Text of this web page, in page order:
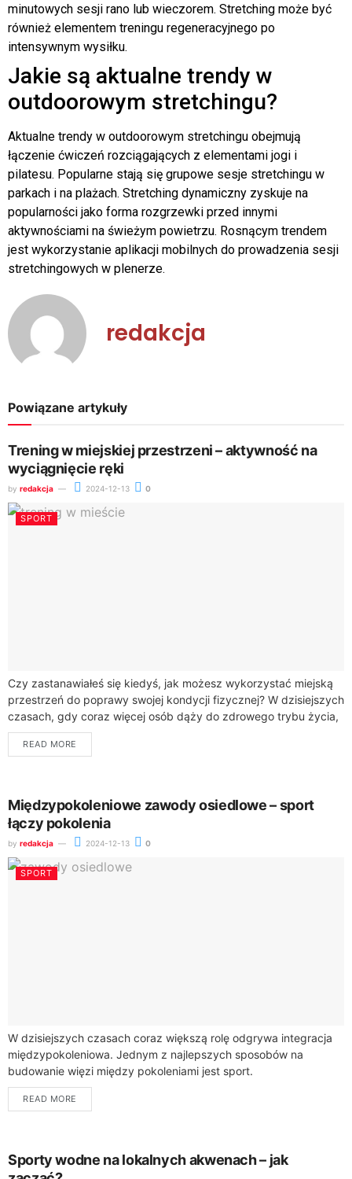
minutowych sesji rano lub wieczorem. Stretching może być
również elementem treningu regeneracyjnego po
intensywnym wysiłku.
Jakie są aktualne trendy w
outdoorowym stretchingu?
Aktualne trendy w outdoorowym stretchingu obejmują
łączenie ćwiczeń rozciągających z elementami jogi i
pilatesu. Popularne stają się grupowe sesje stretchingu w
parkach i na plażach. Stretching dynamiczny zyskuje na
popularności jako forma rozgrzewki przed innymi
aktywnościami na świeżym powietrzu. Rosnącym trendem
jest wykorzystanie aplikacji mobilnych do prowadzenia sesji
stretchingowych w plenerze.
redakcja
Powiązane artykuły
Trening w miejskiej przestrzeni – aktywność na
wyciągnięcie ręki
by redakcja 2024-12-13 0
SPORT
Czy zastanawiałeś się kiedyś, jak możesz wykorzystać miejską
przestrzeń do poprawy swojej kondycji fizycznej? W dzisiejszych
czasach, gdy coraz więcej osób dąży do zdrowego trybu życia,
miejskie przestrzenie stają się...
READ MORE
Międzypokoleniowe zawody osiedlowe – sport
łączy pokolenia
by redakcja 2024-12-13 0
SPORT
W dzisiejszych czasach coraz większą rolę odgrywa integracja
międzypokoleniowa. Jednym z najlepszych sposobów na
budowanie więzi między pokoleniami jest sport.
Międzypokoleniowe zawody osiedlowe to doskonała okazja, aby
łączyć mieszkańców w...
READ MORE
Sporty wodne na lokalnych akwenach – jak